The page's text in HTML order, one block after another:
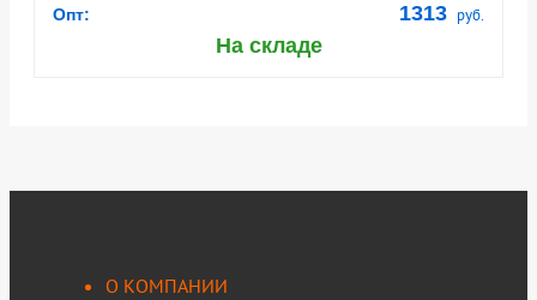
Опт: 1313 руб.
На складе
О КОМПАНИИ